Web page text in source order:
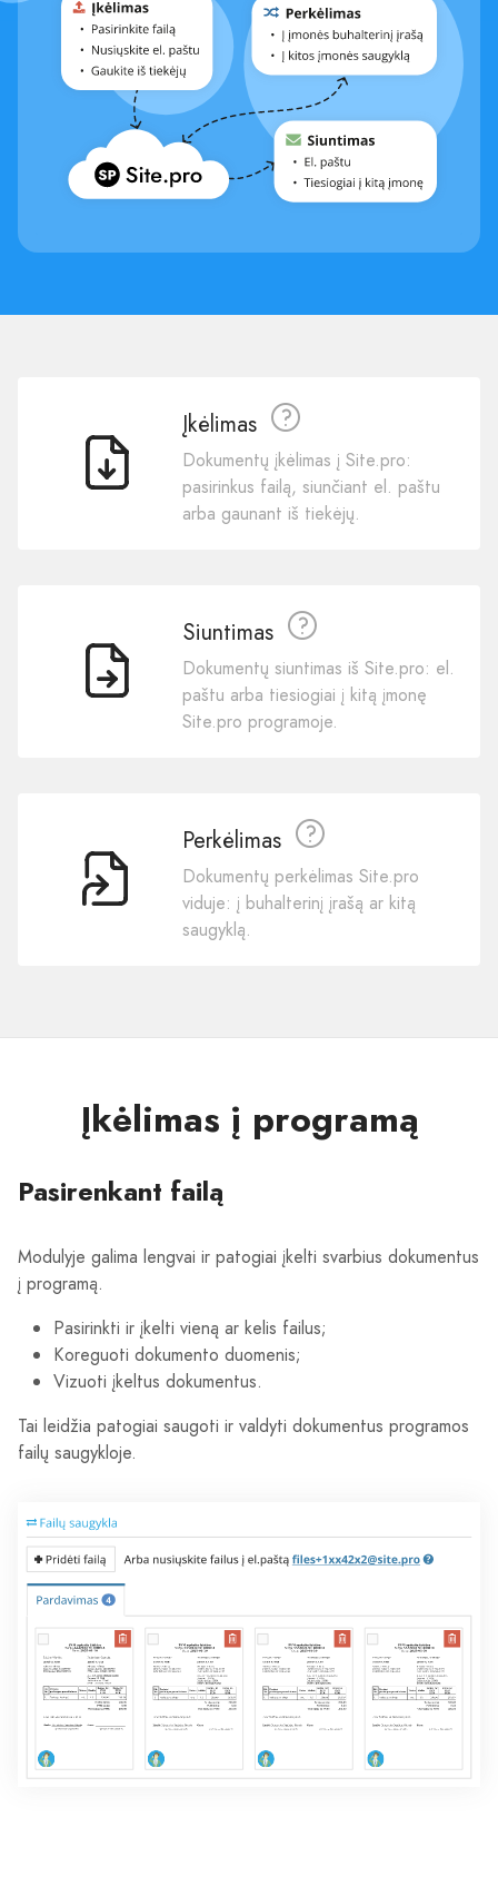
Įkėlimas
Dokumentų įkėlimas į Site.pro:
pasirinkus failą, siunčiant el. paštu
arba gaunant iš tiekėjų.
Siuntimas
Dokumentų siuntimas iš Site.pro: el.
paštu arba tiesiogiai į kitą įmonę
Site.pro programoje.
Perkėlimas
Dokumentų perkėlimas Site.pro
viduje: į buhalterinį įrašą ar kitą
saugyklą.
Įkėlimas į programą
Pasirenkant failą
Modulyje galima lengvai ir patogiai įkelti svarbius dokumentus
į programą.
Pasirinkti ir įkelti vieną ar kelis failus;
Koreguoti dokumento duomenis;
Vizuoti įkeltus dokumentus.
Tai leidžia patogiai saugoti ir valdyti dokumentus programos
failų saugykloje.